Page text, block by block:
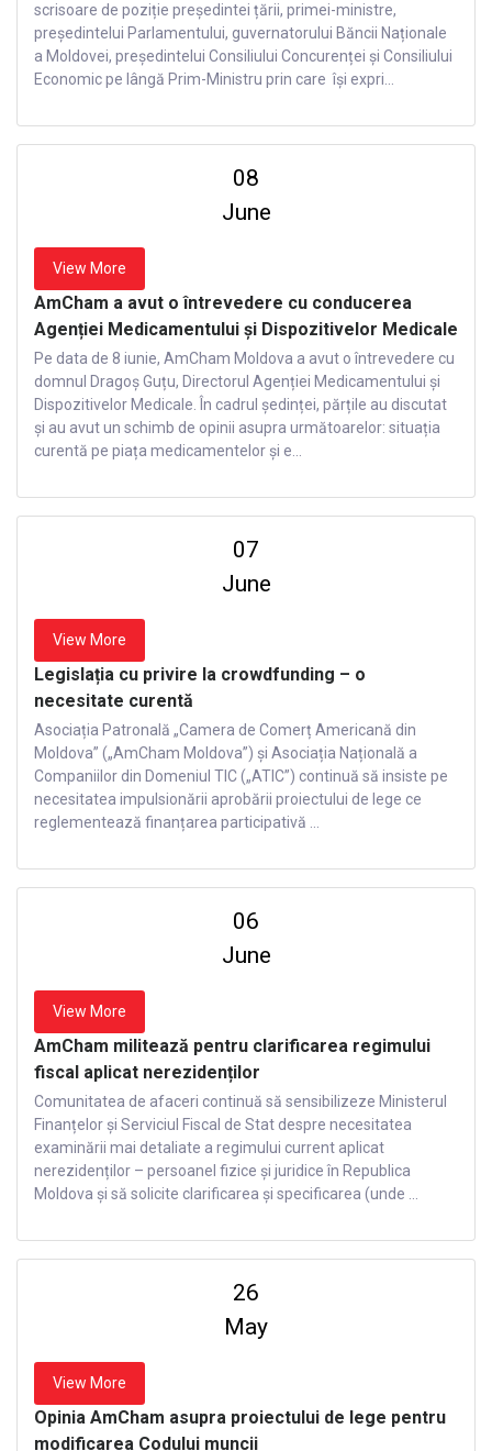
scrisoare de poziție președintei țării, primei-ministre,
președintelui Parlamentului, guvernatorului Băncii Naționale
a Moldovei, președintelui Consiliului Concurenței și Consiliului
Economic pe lângă Prim-Ministru prin care își expri...
08
June
View More
AmCham a avut o întrevedere cu conducerea
Agenției Medicamentului și Dispozitivelor Medicale
Pe data de 8 iunie, AmCham Moldova a avut o întrevedere cu
domnul Dragoș Guțu, Directorul Agenției Medicamentului și
Dispozitivelor Medicale. În cadrul ședinței, părțile au discutat
și au avut un schimb de opinii asupra următoarelor: situația
curentă pe piața medicamentelor și e...
07
June
View More
Legislația cu privire la crowdfunding – o
necesitate curentă
Asociația Patronală „Camera de Comerț Americană din
Moldova” („AmCham Moldova”) și Asociația Națională a
Companiilor din Domeniul TIC („ATIC”) continuă să insiste pe
necesitatea impulsionării aprobării proiectului de lege ce
reglementează finanțarea participativă ...
06
June
View More
AmCham militează pentru clarificarea regimului
fiscal aplicat nerezidenților
Comunitatea de afaceri continuă să sensibilizeze Ministerul
Finanțelor și Serviciul Fiscal de Stat despre necesitatea
examinării mai detaliate a regimului current aplicat
nerezidenților – persoanel fizice și juridice în Republica
Moldova și să solicite clarificarea și specificarea (unde ...
26
May
View More
Opinia AmCham asupra proiectului de lege pentru
modificarea Codului muncii